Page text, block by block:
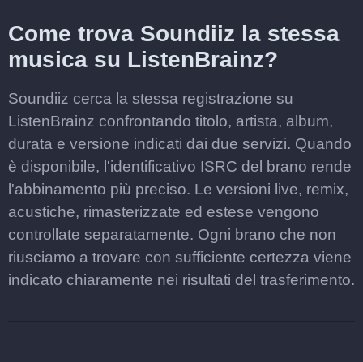
Come trova Soundiiz la stessa
musica su ListenBrainz?
Soundiiz cerca la stessa registrazione su
ListenBrainz confrontando titolo, artista, album,
durata e versione indicati dai due servizi. Quando
è disponibile, l'identificativo ISRC del brano rende
l'abbinamento più preciso. Le versioni live, remix,
acustiche, rimasterizzate ed estese vengono
controllate separatamente. Ogni brano che non
riusciamo a trovare con sufficiente certezza viene
indicato chiaramente nei risultati del trasferimento.